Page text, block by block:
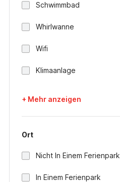
Schwimmbad
Whirlwanne
Wifi
Klimaanlage
+ Mehr anzeigen
Ort
Nicht In Einem Ferienpark
In Einem Ferienpark